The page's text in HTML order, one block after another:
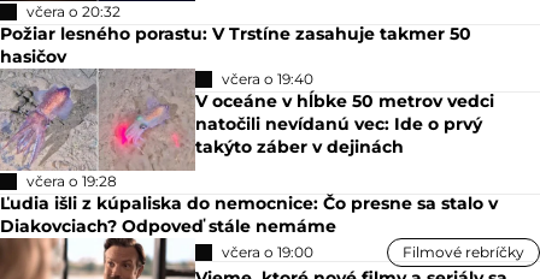
včera o 20:32
Požiar lesného porastu: V Trstíne zasahuje takmer 50
hasičov
včera o 19:40
V oceáne v hĺbke 50 metrov vedci
natočili nevídanú vec: Ide o prvý
takýto záber v dejinách
včera o 19:28
Ľudia išli z kúpaliska do nemocnice: Čo presne sa stalo v
Diakovciach? Odpoveď stále nemáme
včera o 19:00 Filmové rebríčky